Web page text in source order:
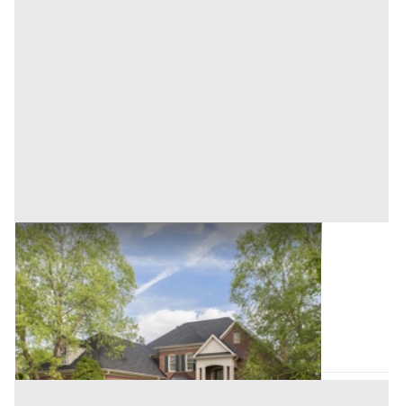
Asta Abitazione in villino e terreni
Altofonte (Palermo)
Offerta minima
60.000 € 80.000 €
Codice asta:63b65efe
Asta chiusa